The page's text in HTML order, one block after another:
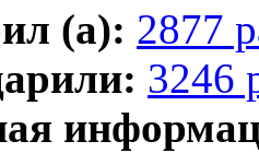
(а): 2877
3246